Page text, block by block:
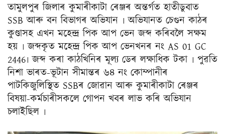
তামুলপুৰ জিলাৰ কুমাৰীকাটা ৰেঞ্জৰ অন্তৰ্গত হাতীডুবাত
SSB আৰু বন বিভাগৰ অভিযান ৷ অভিযানত চেগুন কাঠৰ
কুণ্ডাসহ এখন মহেন্দ্ৰ পিক আপ ভেন জব্দ কৰিবলৈ সক্ষম
হয় ৷ জব্দকৃত মহেন্দ্ৰ পিক আপ ভেনখনৰ নং AS 01 GC
2446৷ জব্দ কৰা কাঠখিনিৰ মূল্য ডেৰ লক্ষাধিক টকা ৷ পুৱতি
নিশা ভাৰত-ভূটান সীমান্তৰ ৬৪ নং কোম্পানীৰ
পাটকিজুলিস্থিত SSBৰ জোৱান আৰু কুমাৰীকাটা ৰেঞ্জৰ
বিষয়া-কৰ্মচাৰীসকলে গোপন খবৰ লাভ কৰি অভিযান
চলাইছিল ৷